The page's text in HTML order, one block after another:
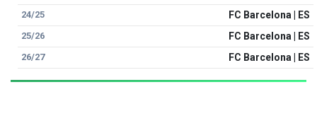
24/25 FC Barcelona | ES
25/26 FC Barcelona | ES
26/27 FC Barcelona | ES